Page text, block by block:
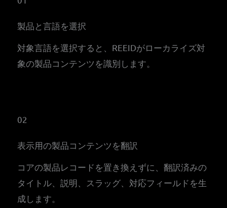
製品と言語を選択
対象言語を選択すると、REEIDがローカライズ対
象の製品コンテンツを識別します。
02
表示用の製品コンテンツを翻訳
コアの製品レコードを置き換えずに、翻訳済みの
タイトル、説明、スラッグ、対応フィールドを生
成します。